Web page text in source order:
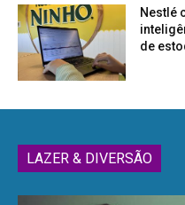
Nestlé
de
LAZER & DIVERSÃO